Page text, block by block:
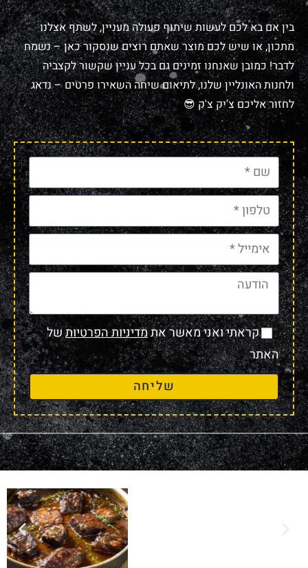
בין אם בא לכם לעשות שיתוף פעולה מעניין, לשתף אצלנו
מתכון, או שיש לכם מוצר שאתם רוצים שנסקור כאן – נשמח
לדבר! כמובן שאנחנו זמינים גם בכל עניין שקשור לקצביה
ולחנות האונליין שלנו, לתיאום שיחה השאירו פרטים – נדאג
לחזור אליכם צ'יק צ'ק 😎
קראתי ואני מאשר אתמדיניות הפרטיותשל
האתר
שליחה